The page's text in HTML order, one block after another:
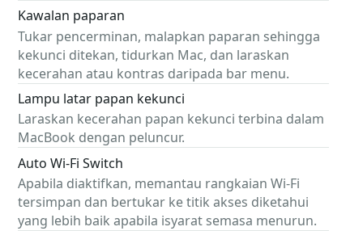
Kawalan paparan
Tukar pencerminan, malapkan paparan sehingga
kekunci ditekan, tidurkan Mac, dan laraskan
kecerahan atau kontras daripada bar menu.
Lampu latar papan kekunci
Laraskan kecerahan papan kekunci terbina dalam
MacBook dengan peluncur.
Auto Wi-Fi Switch
Apabila diaktifkan, memantau rangkaian Wi-Fi
tersimpan dan bertukar ke titik akses diketahui
yang lebih baik apabila isyarat semasa menurun.